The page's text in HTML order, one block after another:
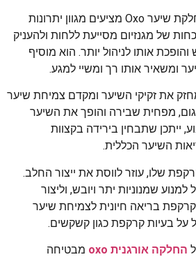
מינרלים אלה בטיפול החלקת שיער Oxo מציעים מגוון יתרונות
של מגנזיום מסייעת ללחות ולהעניק
אותו לניהול יותר. הוא מוסיף
ומשאיר אותו רך ומשיי למגע.
מחזק את זקיקי השיער ומקדם צמיחת שיער
מפחית שבירה והופך את השיער
ייתכן שתבחין בירידה בקצוות
השיער הכללית.
שלו, עוזר לווסת את ייצור החלב.
שמנוניות יתר ויובש, וליצור
בריאה חיונית לצמיחת שיער
על בעיות קרקפת כגון קשקשים.
החלקה אורגנית oxo
מבטיחה